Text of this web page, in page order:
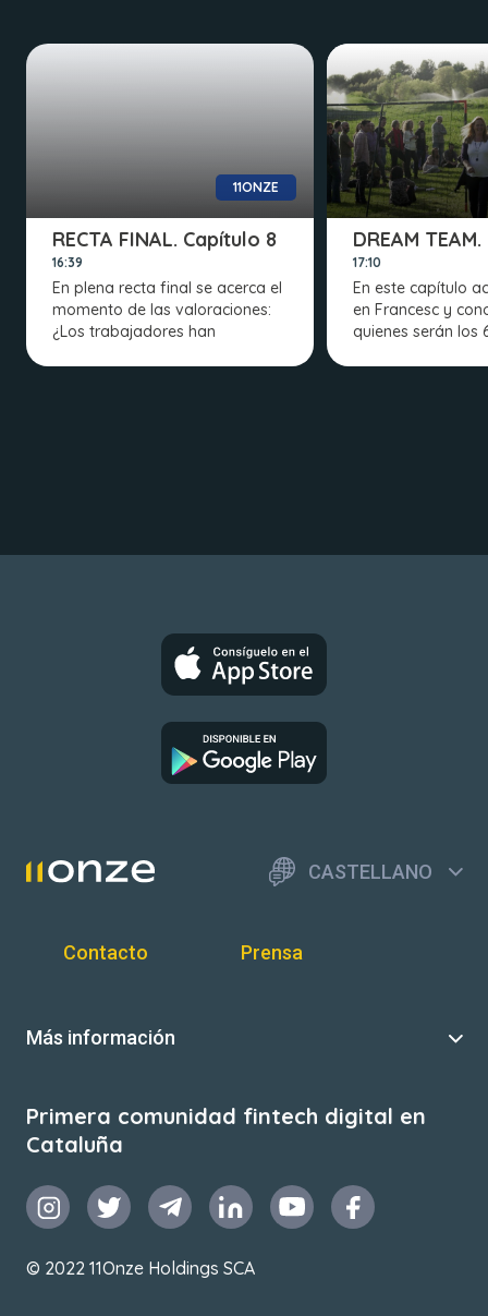
11ONZE
RECTA FINAL. Capítulo 8
16:39
En plena recta final se acerca el
momento de las valoraciones:
¿Los trabajadores han
DREAM
17:10
En este capítulo
en Francesc y
quienes serán los
CASTELLANO
Contacto Prensa
Más información
Primera comunidad fintech digital en
Cataluña
© 2022 11Onze Holdings SCA